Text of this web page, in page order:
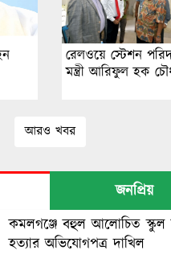
রেলওয়ে স্টেশন
মন্ত্রী আরিফুল হক
আরও খবর
জনপ্রিয়
কমলগঞ্জে বহুল আলোচিত স্কুল
হত্যার অভিযোগপত্র দাখিল